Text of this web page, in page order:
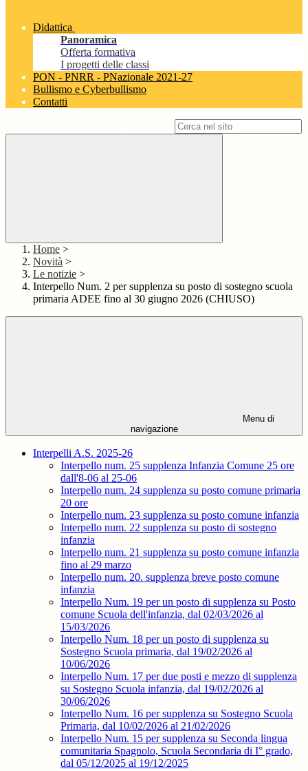
Didattica
Panoramica
Offerta formativa
I progetti delle classi
PON - PNRR - PNazionale 2021-27
Bullismo e Cyberbullismo
Contatti
Home >
Novità >
Le notizie >
Interpello Num. 2 per supplenza su posto di sostegno scuola
primaria ADEE fino al 30 giugno 2026 (CHIUSO)
Menu di
navigazione
Interpelli A.S. 2025-26
Interpello num. 25 supplenza Infanzia Comune 25 ore
dall'8-06 al 25-06
Interpello num. 24 supplenza su posto comune primaria
20 ore
Interpello num. 23 supplenza su posto comune infanzia
Interpello num. 22 supplenza su posto di sostegno
infanzia
Interpello num. 21 supplenza su posto comune infanzia
fino al 29 marzo
Interpello num. 20. supplenza breve posto comune
infanzia
Interpello Num. 19 per un posto di supplenza su Posto
comune Scuola dell'infanzia, dal 02/03/2026 al
15/03/2026
Interpello Num. 18 per un posto di supplenza su
Sostegno Scuola primaria, dal 19/02/2026 al
10/06/2026
Interpello Num. 17 per due posti e mezzo di supplenza
su Sostegno Scuola infanzia, dal 19/02/2026 al
30/06/2026
Interpello Num. 16 per supplenza su Sostegno Scuola
Primaria, dal 10/02/2026 al 21/02/2026
Interpello Num. 15 per supplenza su Seconda lingua
comunitaria Spagnolo, Scuola Secondaria di I° grado,
dal 05/12/2025 al 19/12/2025